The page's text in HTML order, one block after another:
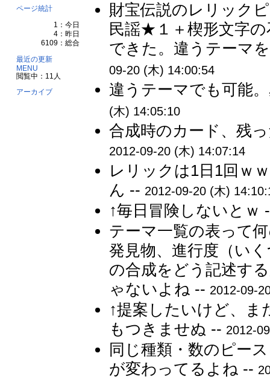
ページ統計
1：今日
4：昨日
6109：総合
最近の更新
MENU
閲覧中：11人
アーカイブ
財宝伝説のレリック
民謡★１＋楔形文字
できた。違うテーマ
09-20 (木) 14:00:54
違うテーマでも可能
(木) 14:05:10
合成時のカード、残
2012-09-20 (木) 14:07:14
レリックは1日1回ｗ
ん -- 2012-09-20 (木)
↑毎日冒険しないとｗ
テーマ一覧の表って
発見物、進行度（い
の合成をどう記述す
ゃないよね -- 2012-09-
↑提案したいけど、
もつきませぬ -- 2012-
同じ種類・数のピー
が変わってるよね --